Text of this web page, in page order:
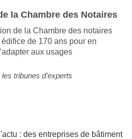
la Chambre des Notaires
de la Chambre des notaires
de 170 ans pour en
aux usages
les tribunes d'experts
: des entreprises de bâtiment